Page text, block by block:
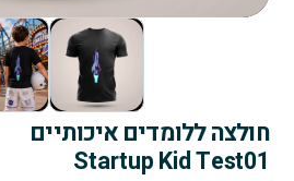
חולצה ללומדים איכותיים
Startup Kid Test01